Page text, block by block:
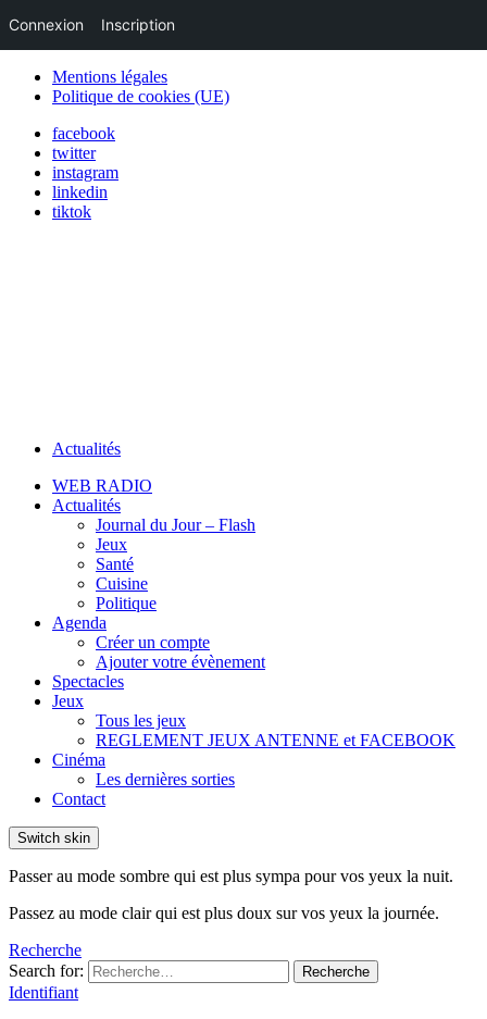
Mentions légales
Politique de cookies (UE)
facebook
twitter
instagram
linkedin
tiktok
Actualités
WEB RADIO
Actualités
Journal du Jour – Flash
Jeux
Santé
Cuisine
Politique
Agenda
Créer un compte
Ajouter votre évènement
Spectacles
Jeux
Tous les jeux
REGLEMENT JEUX ANTENNE et FACEBOOK
Cinéma
Les dernières sorties
Contact
Switch skin
Passer au mode sombre qui est plus sympa pour vos yeux la nuit.
Passez au mode clair qui est plus doux sur vos yeux la journée.
Recherche
Search for:
Recherche
Identifiant
Connexion Inscription